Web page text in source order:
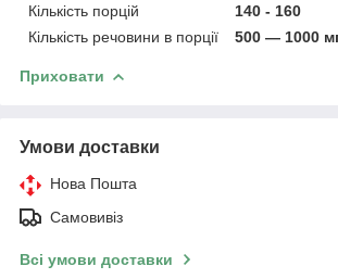
Кількість порцій
140 - 160
Кількість речовини в порції
500 — 1000
Приховати
Умови доставки
Нова Пошта
Самовивіз
Всі умови доставки